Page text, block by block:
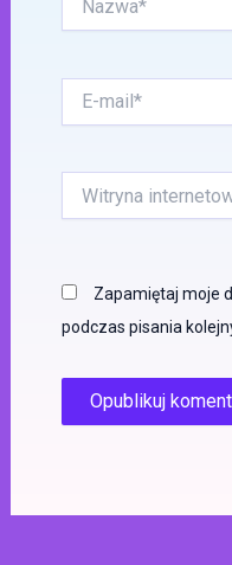
mail*
internetowa
Zapamiętaj moje
podczas pisania